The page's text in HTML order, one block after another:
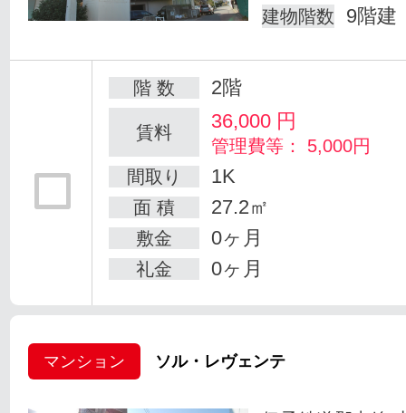
建物階数 9階建
階 数 2階
賃料 36,000 円
管理費等： 5,000円
間取り
1K
面 積 27.2㎡
敷金 0ヶ月
礼金 0ヶ月
マンション ソル・レヴェンテ